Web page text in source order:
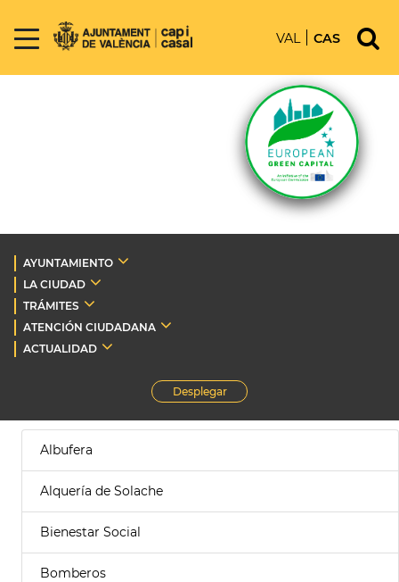
VAL CAS
AYUNTAMIENTO
LA CIUDAD
TRÁMITES
ATENCIÓN CIUDADANA
ACTUALIDAD
Desplegar
Albufera
Alquería de Solache
Bienestar Social
Bomberos